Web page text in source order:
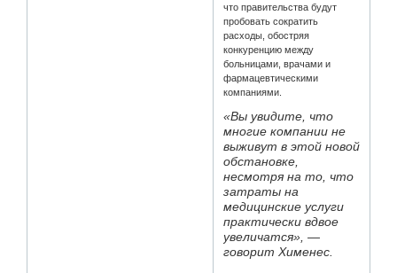
что правительства будут
пробовать сократить
расходы, обостряя
конкуренцию между
больницами, врачами и
фармацевтическими
компаниями.
«Вы увидите, что
многие компании не
выживут в этой новой
обстановке,
несмотря на то, что
затраты на
медицинские услуги
практически вдвое
увеличатся», —
говорит Хименес.